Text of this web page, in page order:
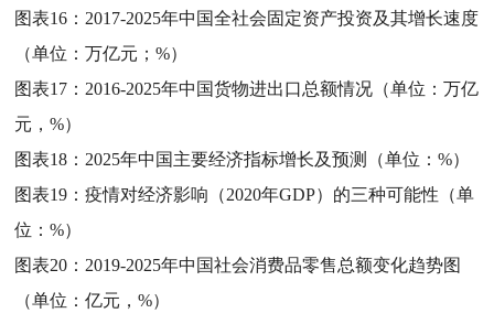
图表16： 2017-2025年中国全社会固定资产投资及其增长速度
（单位：万亿元；%）
图表17： 2016-2025年中国货物进出口总额情况（单位：万亿
元，%）
图表18： 2025年中国主要经济指标增长及预测（单位：%）
图表19：疫情对经济影响（2020年GDP）的三种可能性（单
位：%）
图表20： 2019-2025年中国社会消费品零售总额变化趋势图
（单位：亿元，%）